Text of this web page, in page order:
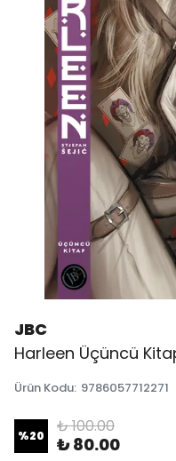
JBC
Harleen Üçüncü
Ürün Kodu: 9786057712271
%20 ₺ 100.00
₺ 80.00